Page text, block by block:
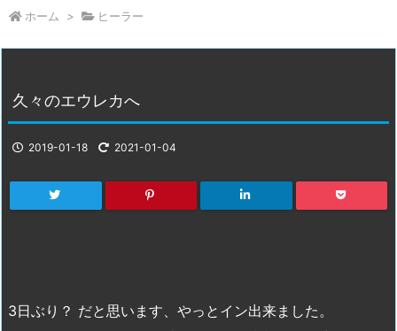
ホーム > ヒーラー
久々のエウレカへ
2019-01-18 2021-01-04
3日ぶり？ だと思います、やっとイン出来ました。